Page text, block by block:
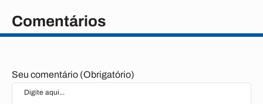
Comentários
Seu comentário (Obrigatório)